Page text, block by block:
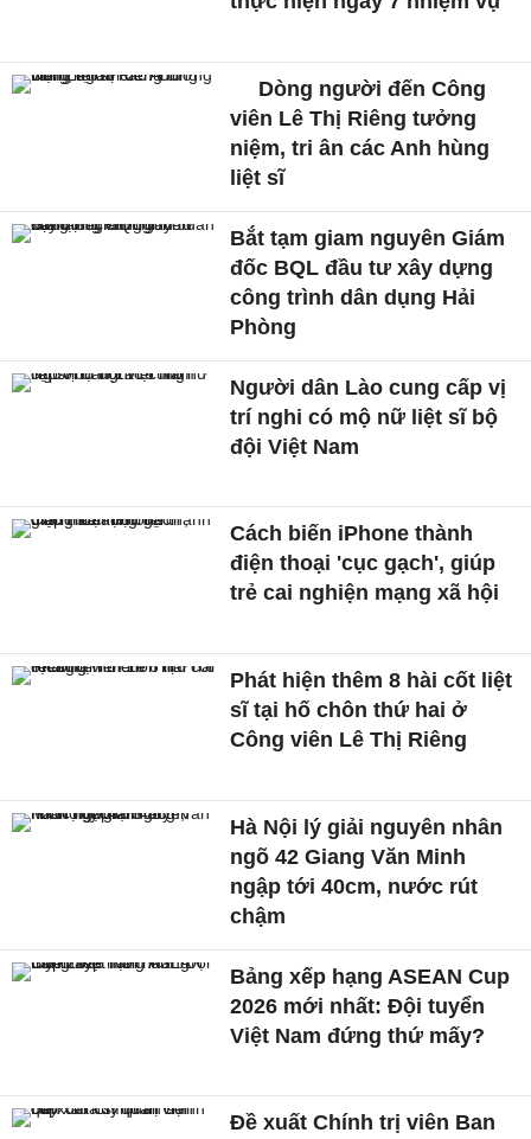
Dòng người đến Công
viên Lê Thị Riêng tưởng
niệm, tri ân các Anh hùng
liệt sĩ
Bắt tạm giam nguyên Giám
đốc BQL đầu tư xây dựng
công trình dân dụng Hải
Phòng
Người dân Lào cung cấp vị
trí nghi có mộ nữ liệt sĩ bộ
đội Việt Nam
Cách biến iPhone thành
điện thoại 'cục gạch', giúp
trẻ cai nghiện mạng xã hội
Phát hiện thêm 8 hài cốt liệt
sĩ tại hố chôn thứ hai ở
Công viên Lê Thị Riêng
Hà Nội lý giải nguyên nhân
ngõ 42 Giang Văn Minh
ngập tới 40cm, nước rút
chậm
Bảng xếp hạng ASEAN Cup
2026 mới nhất: Đội tuyển
Việt Nam đứng thứ mấy?
Đề xuất Chính trị viên Ban